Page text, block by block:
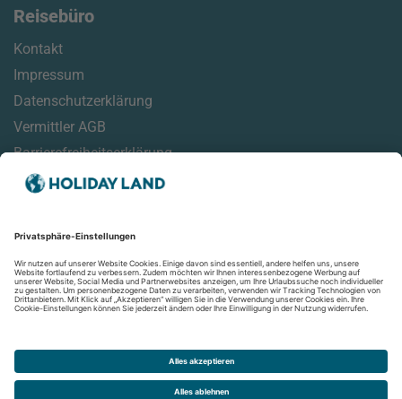
Reisebüro
Kontakt
Impressum
Datenschutzerklärung
Vermittler AGB
Barrierefreiheitserklärung
Reisehinweise
Reisemonitor
Online Check-In Informationen
Aktuelles
Newsletter